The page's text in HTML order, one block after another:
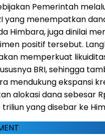
Pemerintah
yang menempatkan
Himbara, juga dinilai
positif tersebut.
memperkuat
BRI, sehingga
mendukung ekspansi
alokasi dana sebesar
yang disebar ke